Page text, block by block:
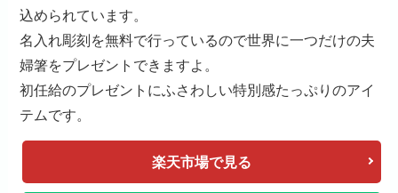
込められています。
名入れ彫刻を無料で行っているので世界に一つだけの夫
婦箸をプレゼントできますよ。
初任給のプレゼントにふさわしい特別感たっぷりのアイ
テムです。
楽天市場で見る